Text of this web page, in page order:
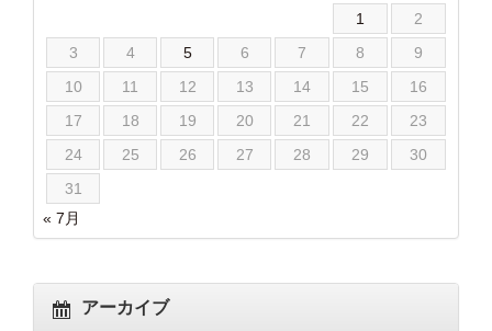
1
2
3
4 5 6 7 8
9
10
11 12 13 14 15
16
17
18 19 20 21 22
23
24
25 26 27 28 29
30
31
« 7月
アーカイブ